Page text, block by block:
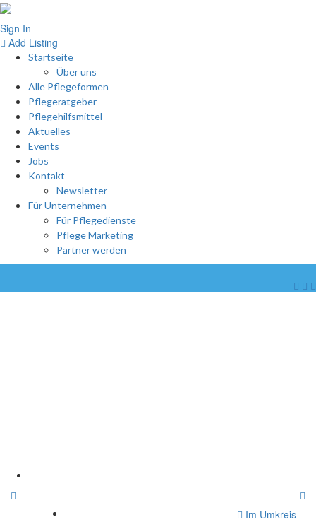
Sign In
Add Listing
Startseite
Über uns
Alle Pflegeformen
Pflegeratgeber
Pflegehilfsmittel
Aktuelles
Events
Jobs
Kontakt
Newsletter
Für Unternehmen
Für Pflegedienste
Pflege Marketing
Partner werden
Im Umkreis